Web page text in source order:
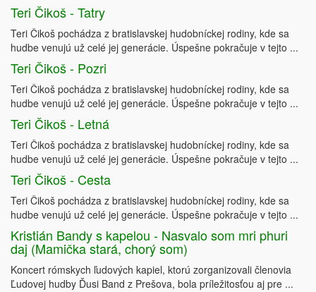
Teri Čikoš - Tatry
Teri Čikoš pochádza z bratislavskej hudobníckej rodiny, kde sa
hudbe venujú už celé jej generácie. Úspešne pokračuje v tejto ...
Teri Čikoš - Pozri
Teri Čikoš pochádza z bratislavskej hudobníckej rodiny, kde sa
hudbe venujú už celé jej generácie. Úspešne pokračuje v tejto ...
Teri Čikoš - Letná
Teri Čikoš pochádza z bratislavskej hudobníckej rodiny, kde sa
hudbe venujú už celé jej generácie. Úspešne pokračuje v tejto ...
Teri Čikoš - Cesta
Teri Čikoš pochádza z bratislavskej hudobníckej rodiny, kde sa
hudbe venujú už celé jej generácie. Úspešne pokračuje v tejto ...
Kristián Bandy s kapelou - Nasvalo som mri phuri
daj (Mamička stará, chorý som)
Koncert rómskych ľudových kapiel, ktorú zorganizovali členovia
Ľudovej hudby Ďusi Band z Prešova, bola príležitosťou aj pre ...